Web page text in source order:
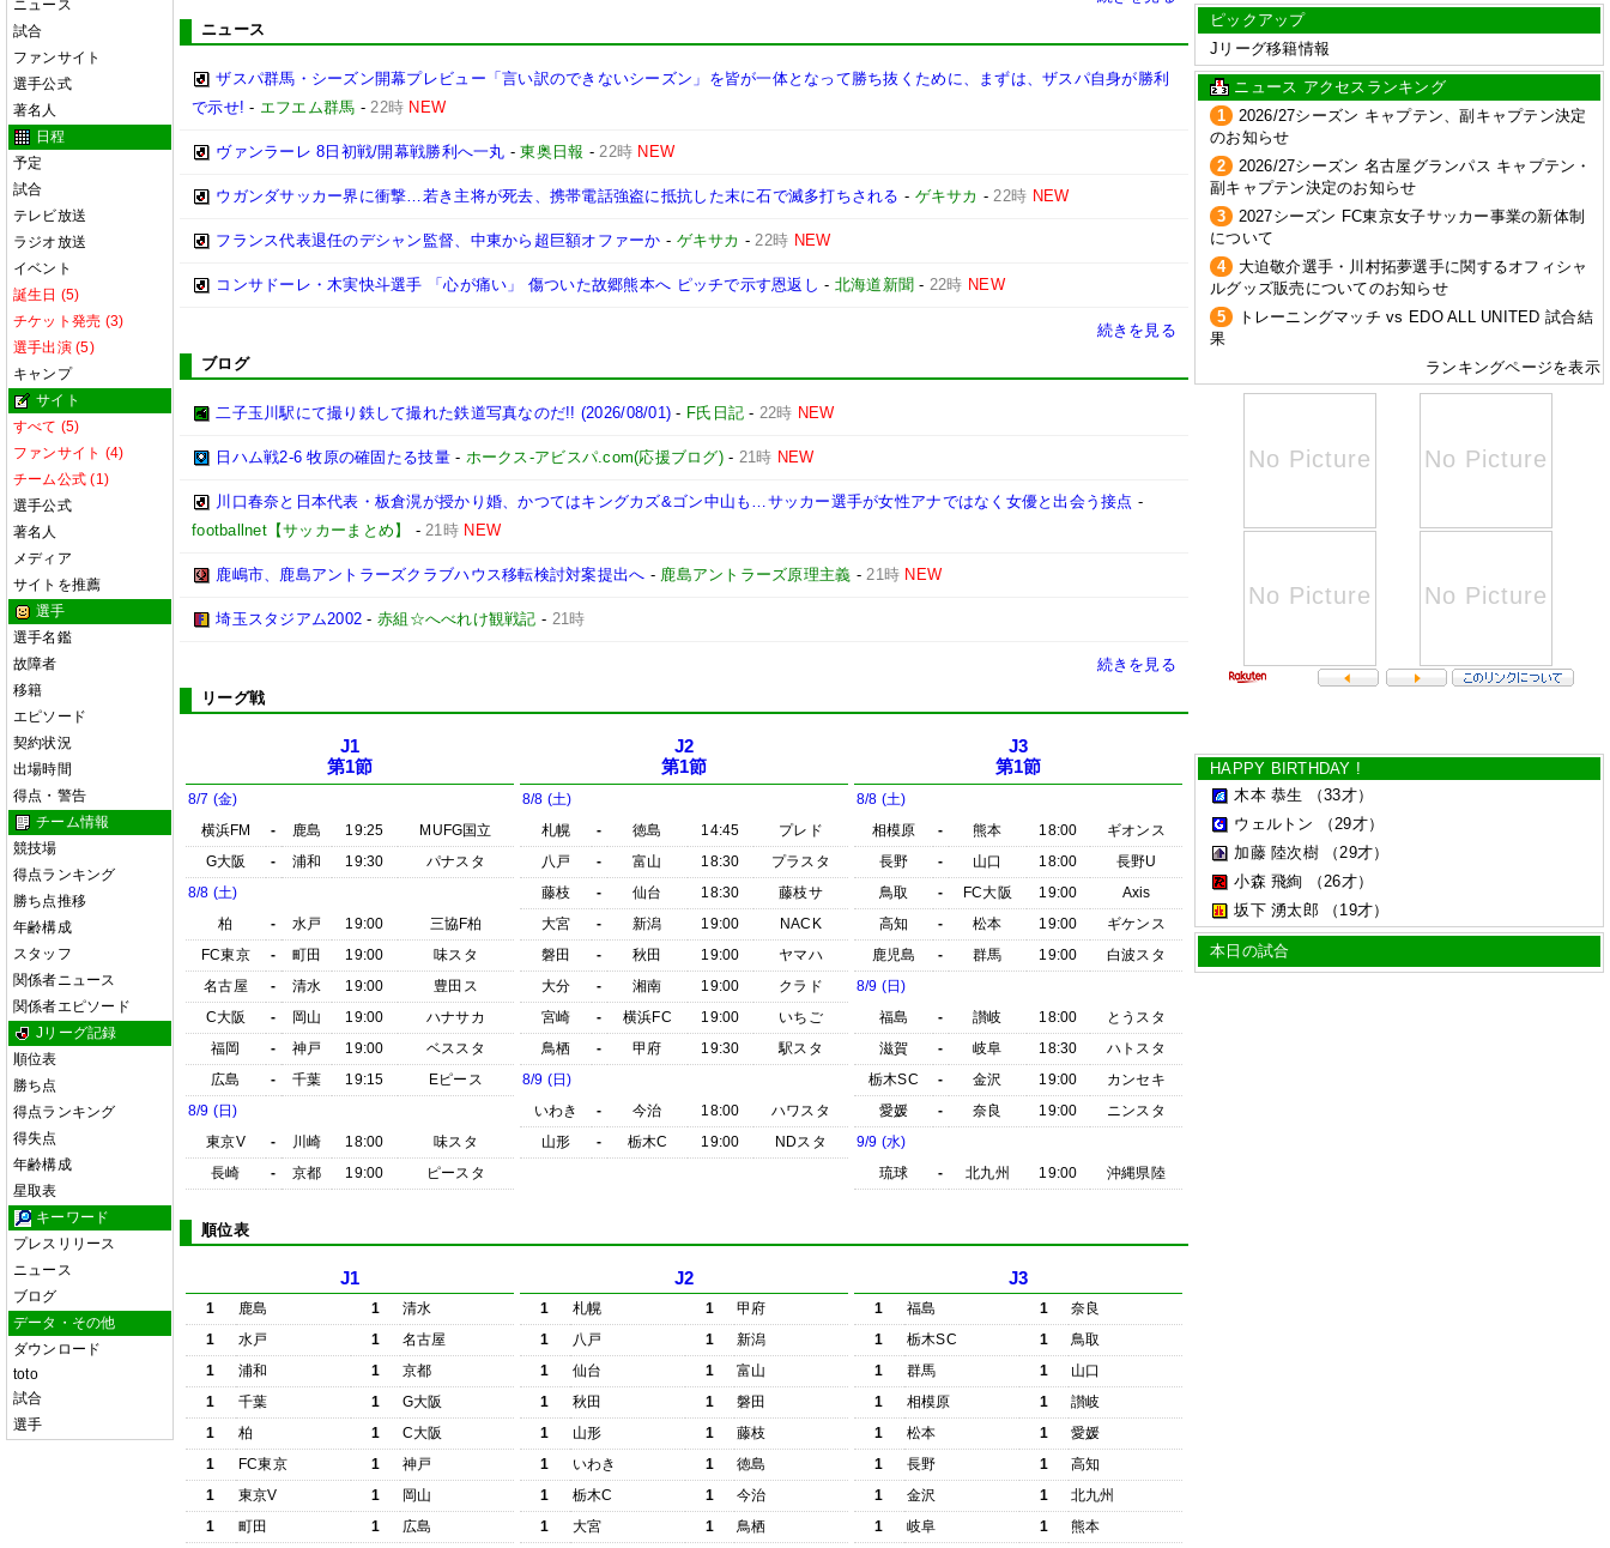
ニュース
試合
ファンサイト
選手公式
著名人
日程
予定
試合
テレビ放送
ラジオ放送
イベント
誕生日 (5)
チケット発売 (3)
選手出演 (5)
キャンプ
サイト
すべて (5)
ファンサイト (4)
チーム公式 (1)
選手公式
著名人
メディア
サイトを推薦
選手
選手名鑑
故障者
移籍
エピソード
契約状況
出場時間
得点・警告
チーム情報
競技場
得点ランキング
勝ち点推移
年齢構成
スタッフ
関係者ニュース
関係者エピソード
Jリーグ記録
順位表
勝ち点
得点ランキング
得失点
年齢構成
星取表
キーワード
プレスリリース
ニュース
ブログ
データ・その他
ダウンロード
toto
試合
選手
ニュース
ザスパ群馬・シーズン開幕プレビュー「言い訳のできないシーズン」を皆が一体となって勝ち抜くために、まずは、ザスパ自身が勝利
で示せ! - エフエム群馬 -22時 NEW
ヴァンラーレ 8日初戦/開幕戦勝利へ一丸 -東奥日報 -22時 NEW
ウガンダサッカー界に衝撃…若き主将が死去、携帯電話強盗に抵抗した末に石で滅多打ちされる - ゲキサカ -22時 NEW
フランス代表退任のデシャン監督、中東から超巨額オファーか - ゲキサカ -22時 NEW
コンサドーレ・木実快斗選手 「心が痛い」 傷ついた故郷熊本へ ピッチで示す恩返し - 北海道新聞 - 22時 NEW
続きを見る
ブログ
二子玉川駅にて撮り鉄して撮れた鉄道写真なのだ!! (2026/08/01) - F氏日記 - 22時 NEW
日ハム戦2-6 牧原の確固たる技量- ホークス-アビスパ.com(応援ブログ)- 21時 NEW
川口春奈と日本代表・板倉滉が授かり婚、かつてはキングカズ&ゴン中山も…サッカー選手が女性アナではなく女優と出会う接点 -
footballnet【サッカーまとめ】
-21時 NEW
鹿嶋市、鹿島アントラーズクラブハウス移転検討対案提出へ - 鹿島アントラーズ原理主義 -21時 NEW
埼玉スタジアム2002 -赤組☆へべれけ観戦記 - 21時
続きを見る
リーグ戦
J1
第1節
8/7 (金)
横浜FM
- 鹿島 19:25
MUFG国立
G大阪
- 浦和 19:30
パナスタ
8/8 (土)
柏
- 水戸 19:00
三協F柏
FC東京
- 町田 19:00
味スタ
名古屋
- 清水 19:00
豊田ス
C大阪
- 岡山 19:00
ハナサカ
福岡
- 神戸 19:00
ベススタ
広島
- 千葉 19:15
Eピース
8/9 (日)
東京V
- 川崎 18:00
味スタ
長崎
- 京都 19:00 ピースタ
J2
第1節
8/8 (土)
札幌
- 徳島 14:45
プレド
八戸
- 富山 18:30
プラスタ
藤枝
- 仙台 18:30
藤枝サ
大宮
- 新潟 19:00
NACK
磐田
- 秋田 19:00
ヤマハ
大分
- 湘南 19:00
クラド
宮崎
- 横浜FC 19:00
いちご
鳥栖
- 甲府 19:30
駅スタ
8/9 (日)
いわき
- 今治 18:00
ハワスタ
山形
- 栃木C 19:00 NDスタ
J3
第1節
8/8 (土)
相模原
- 熊本 18:00
ギオンス
長野
- 山口 18:00
長野U
鳥取
- FC大阪 19:00
Axis
高知
- 松本 19:00
ギケンス
鹿児島
- 群馬 19:00
白波スタ
8/9 (日)
福島
- 讃岐 18:00
とうスタ
滋賀
- 岐阜 18:30
ハトスタ
栃木SC
- 金沢 19:00
カンセキ
愛媛
- 奈良 19:00
ニンスタ
9/9 (水)
琉球
- 北九州 19:00 沖縄県陸
順位表
J1
1 鹿島 1
清水
1
水戸 1
名古屋
1
浦和 1
京都
1
千葉 1
G大阪
1
柏 1
C大阪
1
FC東京 1
神戸
1
東京V 1
岡山
1
町田 1
広島
J2
1 札幌 1
甲府
1
八戸 1
新潟
1
仙台 1
富山
1
秋田 1
磐田
1
山形 1
藤枝
1
いわき 1
徳島
1
栃木C 1
今治
1
大宮 1
鳥栖
J3
1 福島 1
奈良
1
栃木SC 1
鳥取
1
群馬 1
山口
1
相模原 1
讃岐
1
松本 1
愛媛
1
長野 1
高知
1
金沢 1
北九州
1
岐阜 1
熊本
ピックアップ
Jリーグ移籍情報
ニュース アクセスランキング
1
2026/27シーズン キャプテン、副キャプテン決定
のお知らせ
2
2026/27シーズン 名古屋グランパス キャプテン・
副キャプテン決定のお知らせ
3
2027シーズン FC東京女子サッカー事業の新体制
について
4
大迫敬介選手・川村拓夢選手に関するオフィシャ
ルグッズ販売についてのお知らせ
5
トレーニングマッチ vs EDO ALL UNITED 試合結
果
ランキングページを表示
HAPPY BIRTHDAY !
木本 恭生
（33才）
ウェルトン
（29才）
加藤 陸次樹
（29才）
小森 飛絢
（26才）
坂下 湧太郎
（19才）
本日の試合